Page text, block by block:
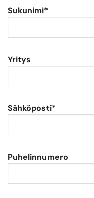
Sukunimi*
Yritys
Sähköposti*
Puhelinnumero